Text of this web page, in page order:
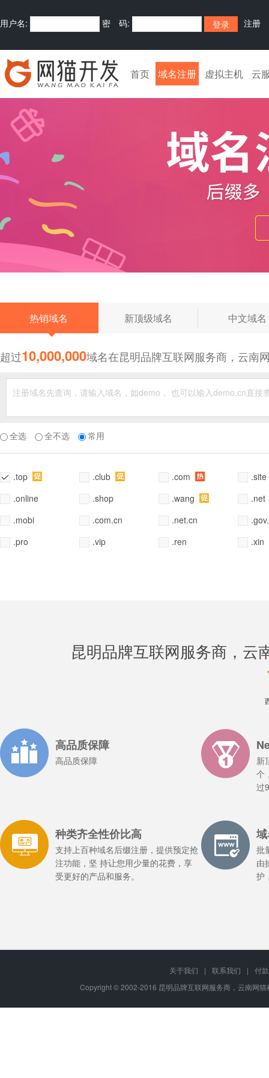
用户名: 密 码: 注册
首页 域名注册 虚拟主机 云
热销域名 新顶级域名 中文域名
超过10,000,000域名在昆明品牌互联网服务商，云南
全选 全不选 常用
.top .club .com
.site
.online
.shop .wang
.net
.mobi
.com.cn .net.cn
.pro
.vip .ren .xin
昆明品牌互联网服务商，云
高品质保障
高品质保障
新
个
过
种类齐全性价比高
支持上百种域名后缀注册，提供预定抢
注功能，坚 持让您用少量的花费，享
受更好的产品和服务。
批
由
护
关于我们 | 联系我们 |
付
Copyright © 2002-2016 昆明品牌互联网服务商，云南网